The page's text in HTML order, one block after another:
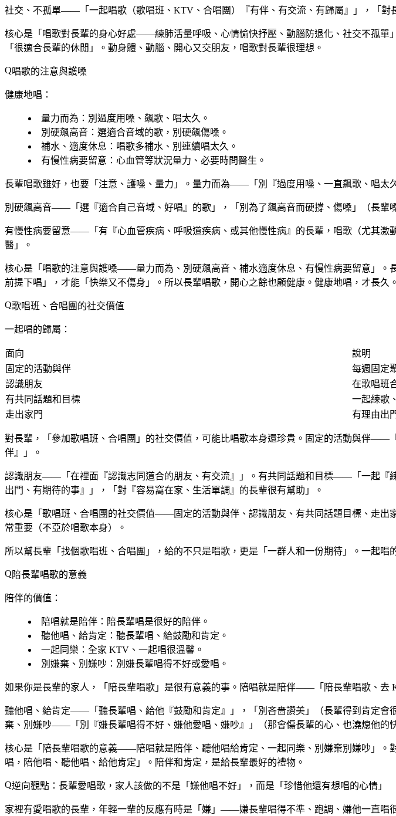
社交、不孤單——「一起唱歌（歌唱班、KTV、合唱團）『有伴、有交流、有歸屬』」，「對
核心是「唱歌對長輩的身心好處——練肺活量呼吸、心情愉快抒壓、動腦防退化、社交不孤單
「很適合長輩的休閒」。動身體、動腦、開心又交朋友，唱歌對長輩很理想。
唱歌的注意與護嗓
健康地唱：
量力而為 ：別過度用嗓、飆歌、唱太久。
別硬飆高音 ：選適合音域的歌，別硬飆傷嗓。
補水、適度休息 ：唱歌多補水、別連續唱太久。
有慢性病要留意 ：心血管等狀況量力、必要時問醫生。
長輩唱歌雖好，也要「注意、護嗓、量力」。量力而為——「別『過度用嗓、一直飆歌、唱太
別硬飆高音——「選『適合自己音域、好唱』的歌」，「別為了飆高音而硬撐、傷嗓」（長
有慢性病要留意——「有『心血管疾病、呼吸道疾病、或其他慢性病』的長輩，唱歌（尤其
醫」。
核心是「唱歌的注意與護嗓——量力而為、別硬飆高音、補水適度休息、有慢性病要留意」。
前提下唱」，才能「快樂又不傷身」。所以長輩唱歌，開心之餘也顧健康。健康地唱，才長久。
歌唱班、合唱團的社交價值
一起唱的歸屬：
面向
說明
固定的活動與伴
每週固定
認識朋友
在歌唱班
有共同話題和目標
一起練歌
走出家門
有理由出
對長輩，「參加歌唱班、合唱團」的社交價值，可能比唱歌本身還珍貴。固定的活動與伴——
伴』」。
認識朋友——「在裡面『認識志同道合的朋友、有交流』」。有共同話題和目標——「一起『
出門、有期待的事』」，「對『容易窩在家、生活單調』的長輩很有幫助」。
核心是「歌唱班、合唱團的社交價值——固定的活動與伴、認識朋友、有共同話題目標、走
常重要（不亞於唱歌本身）。
所以幫長輩「找個歌唱班、合唱團」，給的不只是唱歌，更是「一群人和一份期待」。一起唱
陪長輩唱歌的意義
陪伴的價值：
陪唱就是陪伴 ：陪長輩唱是很好的陪伴。
聽他唱、給肯定 ：聽長輩唱、給鼓勵和肯定。
一起同樂 ：全家 KTV、一起唱很溫馨。
別嫌棄、別嫌吵 ：別嫌長輩唱得不好或愛唱。
如果你是長輩的家人，「陪長輩唱歌」是很有意義的事。陪唱就是陪伴——「陪長輩唱歌、去
聽他唱、給肯定——「聽長輩唱、給他『鼓勵和肯定』」，「別吝嗇讚美」（長輩得到肯定
棄、別嫌吵——「別『嫌長輩唱得不好、嫌他愛唱、嫌吵』」（那會傷長輩的心、也澆熄他的
核心是「陪長輩唱歌的意義——陪唱就是陪伴、聽他唱給肯定、一起同樂、別嫌棄別嫌吵」。
唱，陪他唱、聽他唱、給他肯定」。陪伴和肯定，是給長輩最好的禮物。
逆向觀點：長輩愛唱歌，家人該做的不是「嫌他唱不好」，而是「珍惜他還有想唱的心情」
家裡有愛唱歌的長輩，年輕一輩的反應有時是「嫌」——嫌長輩唱得不準、跑調、嫌他一直唱